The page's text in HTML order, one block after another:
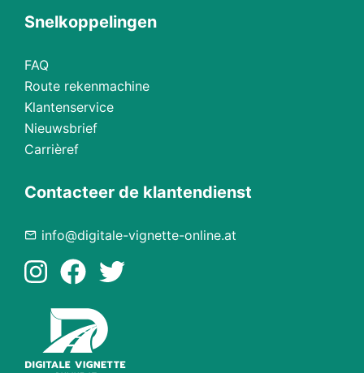
Snelkoppelingen
FAQ
Route rekenmachine
Klantenservice
Nieuwsbrief
Carrièref
Contacteer de klantendienst
info@digitale-vignette-online.at